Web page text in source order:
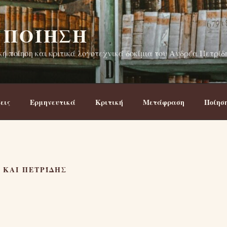
ποίηση και κριτικά λογοτεχνικά δοκίμια του Ανδρέα
Ερμηνευτικά Κριτική Μετάφραση
ΠΕΤΡΊΔΗΣ